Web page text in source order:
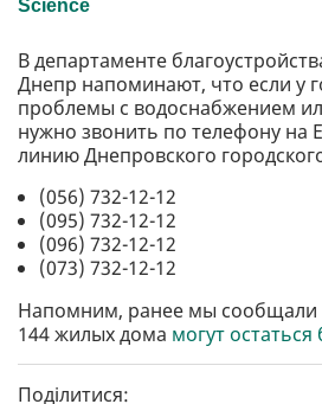
В департаменте
Днепр напоминают, что если у
проблемы с водоснабжением
нужно звонить по телефону на
линию Днепровского
(056) 732-12-12
(095) 732-12-12
(096) 732-12-12
(073) 732-12-12
Напомним, ранее мы сообщали
144 жилых дома могут
Поділитися: